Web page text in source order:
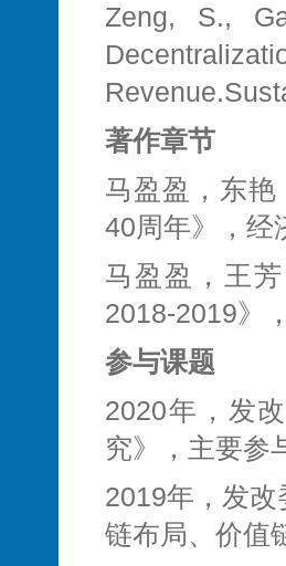
Zeng, S.,
著作章节
马盈盈，东
40周年》，经
马盈盈，王
2018-2019》
参与课题
2020年，发
究》，主要参
2019年，发改
链布局、价值